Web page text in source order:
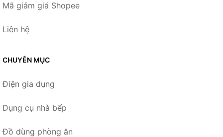
Mã giảm giá Shopee
Liên hệ
CHUYÊN MỤC
Điện gia dụng
Dụng cụ nhà bếp
Đồ dùng phòng ăn